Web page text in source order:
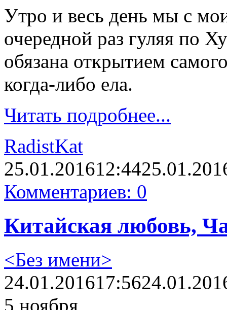
Утро и весь день мы с
очередной раз гуляя по
обязана открытием
когда-либо ела.
Читать подробнее...
RadistKat
25.01.201612:44
Комментариев: 0
Китайская любовь,
<Без имени>
24.01.201617:56
5 ноября